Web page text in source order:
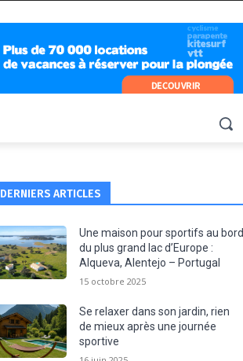
DERNIERS ARTICLES
Une maison pour sportifs au bord
du plus grand lac d’Europe :
Alqueva, Alentejo – Portugal
15 octobre 2025
Se relaxer dans son jardin, rien
de mieux après une journée
sportive